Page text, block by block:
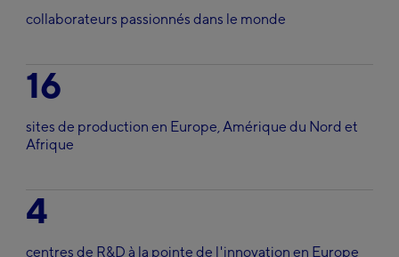
collaborateurs passionnés dans le monde
16
sites de production en Europe, Amérique du Nord et
Afrique
4
centres de R&D à la pointe de l'innovation en Europe